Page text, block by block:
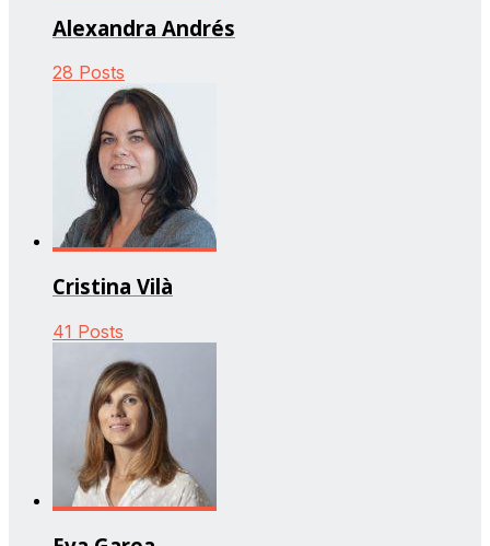
Alexandra Andrés
28 Posts
Cristina Vilà
41 Posts